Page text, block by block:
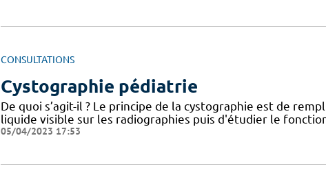
CONSULTATIONS
Cystographie pédiatrie
De quoi s’agit-il ? Le principe de la cystographie est de
liquide visible sur les radiographies puis d'étudier le
05/04/2023 17:53